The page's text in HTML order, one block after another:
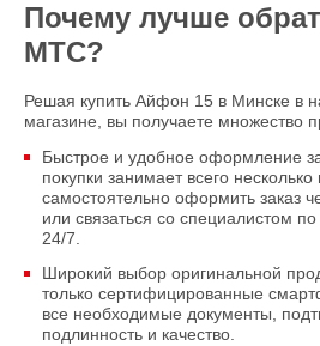
Почему лучше
МТС?
Решая купить Айфон 15 в Минске в
магазине, вы получаете множество
Быстрое и удобное оформление
покупки занимает всего
самостоятельно оформить заказ
или связаться со специалистом
24/7.
Широкий выбор оригинальной
только сертифицированные
все необходимые документы,
подлинность и качество.